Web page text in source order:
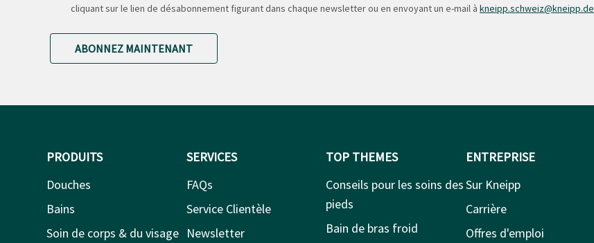
cliquant sur le lien de désabonnement figurant dans chaque newsletter ou en envoyant un e-mail à kneipp.schweiz@kneipp.de
ABONNEZ MAINTENANT
PRODUITS
Douches
Bains
Soin de corps & du visage
SERVICES
FAQs
Service Clientèle
Newsletter
TOP THEMES
Conseils pour les soins des
pieds
Bain de bras froid
ENTREPRISE
Sur Kneipp
Carrière
Offres d'emploi